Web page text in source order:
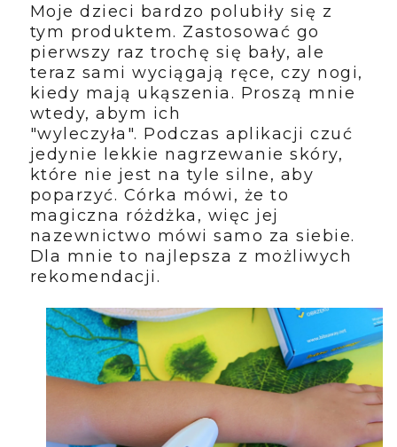
Moje dzieci bardzo polubiły się z
tym produktem. Zastosować go
pierwszy raz trochę się bały, ale
teraz sami wyciągają ręce, czy nogi,
kiedy mają ukąszenia. Proszą mnie
wtedy, abym ich
"wyleczyła". Podczas aplikacji czuć
jedynie lekkie nagrzewanie skóry,
które nie jest na tyle silne, aby
poparzyć. Córka mówi, że to
magiczna różdżka, więc jej
nazewnictwo mówi samo za siebie.
Dla mnie to najlepsza z możliwych
rekomendacji.